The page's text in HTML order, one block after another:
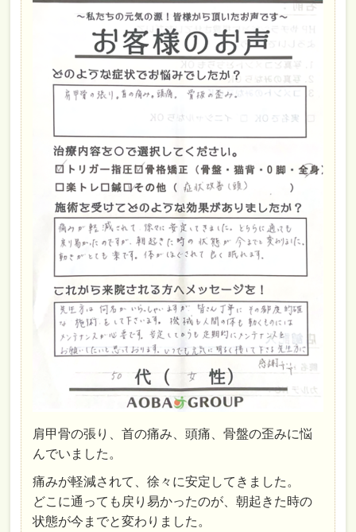
肩甲骨の張り、首の痛み、頭痛、骨盤の歪みに悩
んでいました。
痛みが軽減されて、徐々に安定してきました。
どこに通っても戻り易かったのが、朝起きた時の
状態が今までと変わりました。